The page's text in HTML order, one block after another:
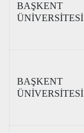
BAŞKENT
ÜNİVERSİTESİ
BAŞKENT
ÜNİVERSİTESİ